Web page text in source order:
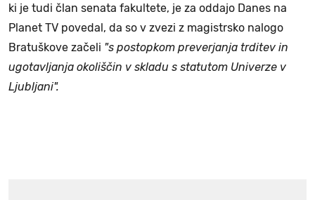
ki je tudi član senata fakultete, je za oddajo Danes na
Planet TV povedal, da so v zvezi z magistrsko nalogo
Bratuškove začeli "s postopkom preverjanja trditev in
ugotavljanja okoliščin v skladu s statutom Univerze v
Ljubljani".